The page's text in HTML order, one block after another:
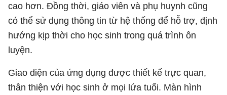
cao hơn. Đồng thời, giáo viên và phụ huynh cũng
có thể sử dụng thông tin từ hệ thống để hỗ trợ, định
hướng kịp thời cho học sinh trong quá trình ôn
luyện.
Giao diện của ứng dụng được thiết kế trực quan,
thân thiện với học sinh ở mọi lứa tuổi. Màn hình